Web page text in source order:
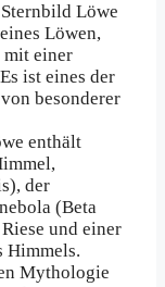
Löwe
Löwen,
mit einer
ist eines der
besonderer
enthält
der
(Beta
und einer
Himmels.
Mythologie